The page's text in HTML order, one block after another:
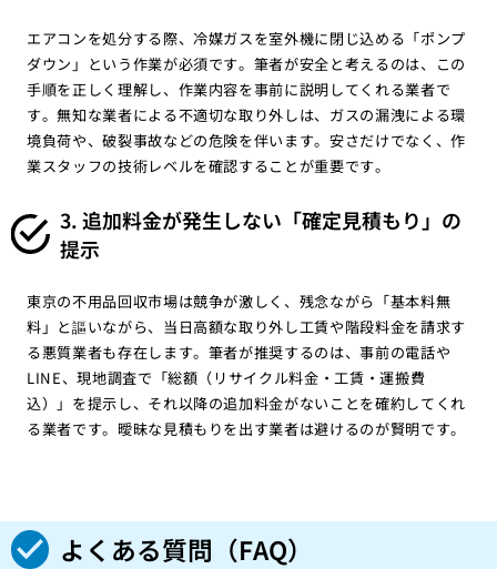
エアコンを処分する際、冷媒ガスを室外機に閉じ込める「ポンプ
ダウン」という作業が必須です。筆者が安全と考えるのは、この
手順を正しく理解し、作業内容を事前に説明してくれる業者で
す。無知な業者による不適切な取り外しは、ガスの漏洩による環
境負荷や、破裂事故などの危険を伴います。安さだけでなく、作
業スタッフの技術レベルを確認することが重要です。
3. 追加料金が発生しない「確定見積もり」の
提示
東京の不用品回収市場は競争が激しく、残念ながら「基本料無
料」と謳いながら、当日高額な取り外し工賃や階段料金を請求す
る悪質業者も存在します。筆者が推奨するのは、事前の電話や
LINE、現地調査で「総額（リサイクル料金・工賃・運搬費
込）」を提示し、それ以降の追加料金がないことを確約してくれ
る業者です。曖昧な見積もりを出す業者は避けるのが賢明です。
よくある質問（FAQ）